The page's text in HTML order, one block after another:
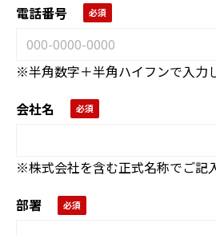
電話番号
※半角数字＋半角ハイフンで入力
会社名
※株式会社を含む正式名称でご記
部署